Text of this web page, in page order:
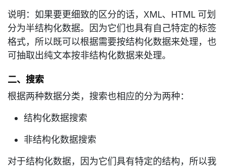
说明：如果要更细致的区分的话，XML、HTML 可划
分为半结构化数据。因为它们也具有自己特定的标签
格式，所以既可以根据需要按结构化数据来处理，也
可抽取出纯文本按非结构化数据来处理。
二、搜索
根据两种数据分类，搜索也相应的分为两种：
结构化数据搜索
非结构化数据搜索
对于结构化数据，因为它们具有特定的结构，所以我